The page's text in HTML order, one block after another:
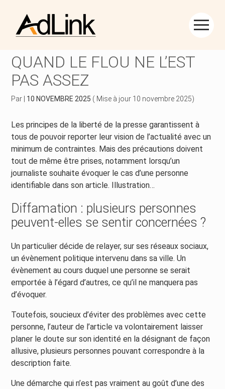
Aller
au
Créer et reprendre une activité
Développer votre entreprise
Construire votre patrimoine
Être prêt pour la facturation électronique
Piloter votre gestion
Gérer vos ressources humaines
Dématérialiser vos documents
QUAND LE FLOU NE L’EST
PAS ASSEZ
Par 10 NOVEMBRE 2025 ( Mise à jour 10 novembre 2025)
Les principes de la liberté de la presse garantissent à
tous de pouvoir reporter leur vision de l’actualité avec un
minimum de contraintes. Mais des précautions doivent
tout de même être prises, notamment lorsqu’un
journaliste souhaite évoquer le cas d’une personne
identifiable dans son article. Illustration…
Diffamation : plusieurs personnes
peuvent-elles se sentir concernées ?
Un particulier décide de relayer, sur ses réseaux sociaux,
un évènement politique intervenu dans sa ville. Un
évènement au cours duquel une personne se serait
emportée à l’égard d’autres, ce qu’il ne manquera pas
d’évoquer.
Toutefois, soucieux d’éviter des problèmes avec cette
personne, l’auteur de l’article va volontairement laisser
planer le doute sur son identité en la désignant de façon
allusive, plusieurs personnes pouvant correspondre à la
description faite.
Une démarche qui n’est pas vraiment au goût d’une des